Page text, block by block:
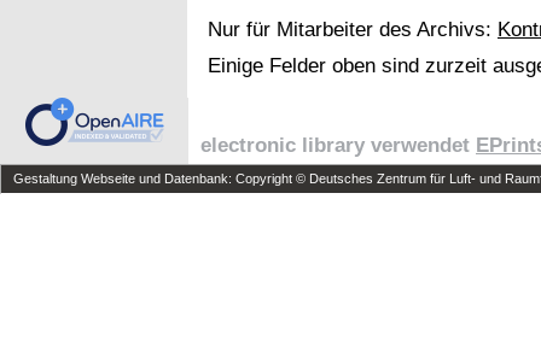
Nur für Mitarbeiter des Archivs:
Einige Felder oben sind zurzeit
electronic library verwendet
Gestaltung Webseite und Datenbank: Copyright © Deutsches Zentrum für Luft- und